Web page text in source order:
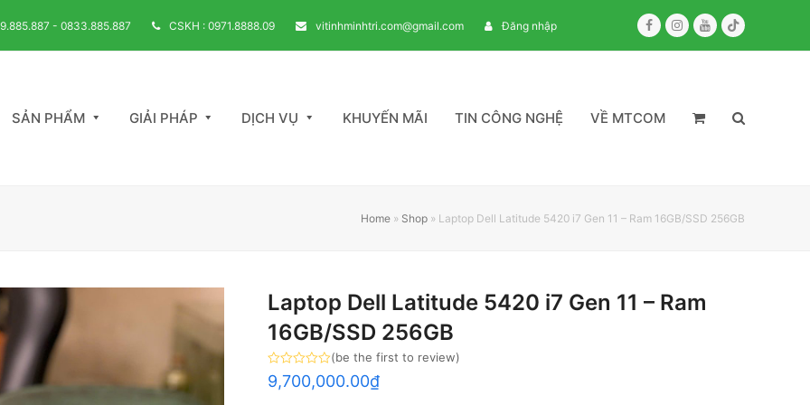
- 0833.885.887 CSKH : 0971.8888.09 vitinhminhtri.com@gmail.com Đăng nhập FacebookInstagram
YoutubeTiktok
SẢN PHẨM GIẢI PHÁP DỊCH VỤ KHUYẾN MÃI TIN CÔNG NGHỆ VỀ MTCOM
Home » Shop » Laptop Dell Latitude 5420 i7 Gen 11 – Ram 16GB/SSD 256GB
Laptop Dell Latitude 5420 i7 Gen 11 – Ram
16GB/SSD 256GB
Rated
0
(be the first to review)
9,700,000.00₫